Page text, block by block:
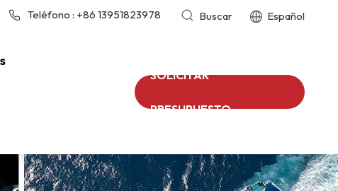
Teléfono : +86 13951823978 Buscar Español
SOLICITAR
PRESUPUESTO